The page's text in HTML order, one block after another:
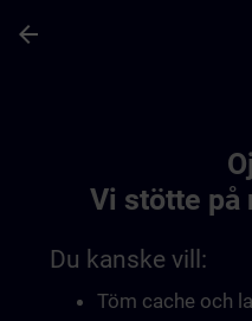
arrow_back
Vi stötte på
Du kanske vill:
Töm cache och